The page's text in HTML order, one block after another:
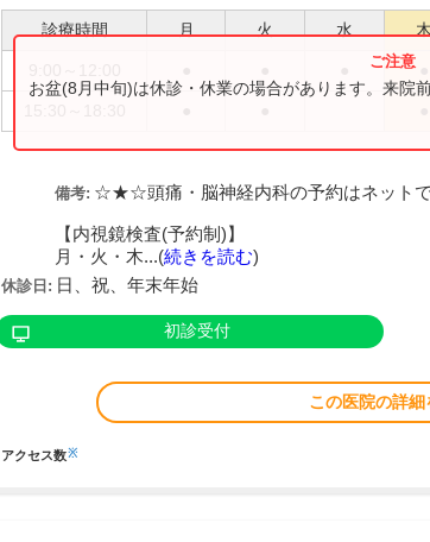
診療時間 月 火 水 木
お盆(8月中旬)は休診・休業の場合があります。来院
備考: ☆★☆頭痛・脳神経内科の予約はネット
【内視鏡検査(予約制)】
月・火・木...(続きを読む)
休診日: 日、祝、年末年始
初診受付
この医院の詳細
アクセス数※